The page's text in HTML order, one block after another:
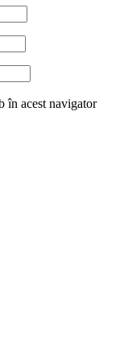
în acest navigator